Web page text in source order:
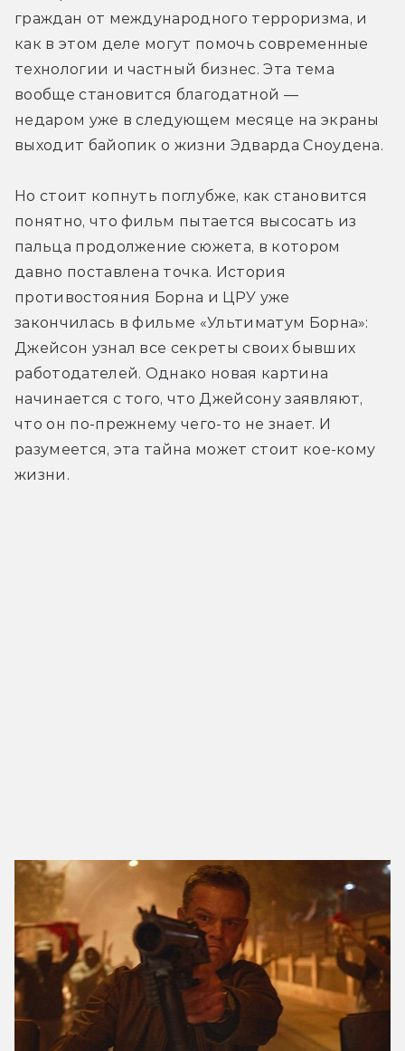
граждан от международного терроризма, и
как в этом деле могут помочь современные
технологии и частный бизнес. Эта тема
вообще становится благодатной —
недаром уже в следующем месяце на экраны
выходит байопик о жизни Эдварда Сноудена.
Но стоит копнуть поглубже, как становится
понятно, что фильм пытается высосать из
пальца продолжение сюжета, в котором
давно поставлена точка. История
противостояния Борна и ЦРУ уже
закончилась в фильме «Ультиматум Борна»:
Джейсон узнал все секреты своих бывших
работодателей. Однако новая картина
начинается с того, что Джейсону заявляют,
что он по-прежнему чего-то не знает. И
разумеется, эта тайна может стоит кое-кому
жизни.